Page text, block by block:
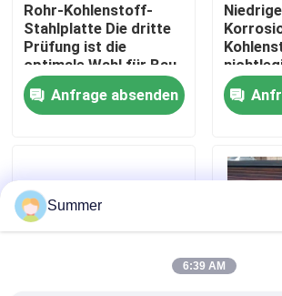
Treten Sie mit uns in Verbindung
Fordern Sie ein Zitat
Stahlplatten aus Kohlenstoff
Rohr-Kohlenstoff-
Stahlplatte Die dritte
Prüfung ist die
optimale Wahl für Bau
Stahlrahmen und
industrielle
Ausrüstung
Anfrage absenden
Prüfung
Summer
6:39 AM